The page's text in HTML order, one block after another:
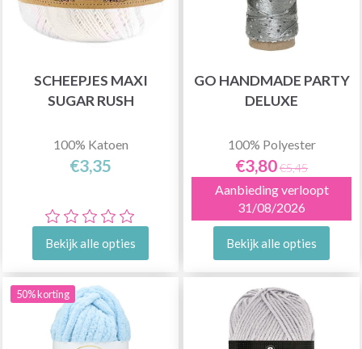
SCHEEPJES MAXI
SUGAR RUSH
100% Katoen
€3,35
Bekijk alle opties
GO HANDMADE PARTY
DELUXE
100% Polyester
€3,80€5,45
Aanbieding verloopt
31/08/2026
Bekijk alle opties
50% korting